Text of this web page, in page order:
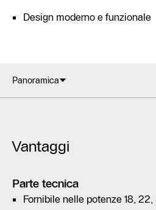
Design moderno e funzionale
Panoramica
Vantaggi
Parte tecnica
Fornibile nelle potenze 18,